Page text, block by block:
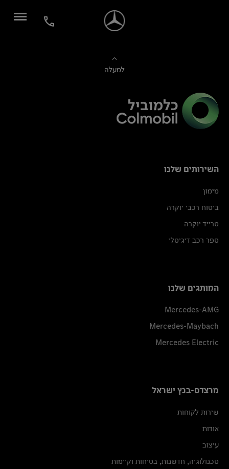
למעלה
השירותים שלנו
מימון
ביטוח רכבי יוקרה
טרייד יוקרה
ספר רכב דיגיטלי
המותגים שלנו
Mercedes-AMG
Mercedes-Maybach
Mercedes Electric
מרצדס-בנץ ישראל
שירות לקוחות
אודות
עיצוב
טכנולוגיה, חדשנות, בטיחות וקיימות